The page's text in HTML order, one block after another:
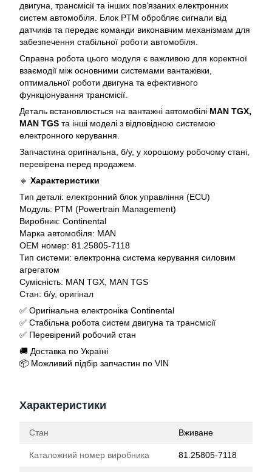
двигуна, трансмісії та інших пов’язаних електронних
систем автомобіля. Блок PTM обробляє сигнали від
датчиків та передає команди виконавчим механізмам для
забезпечення стабільної роботи автомобіля.
Справна робота цього модуля є важливою для коректної
взаємодії між основними системами вантажівки,
оптимальної роботи двигуна та ефективного
функціонування трансмісії.
Деталь встановлюється на вантажні автомобілі MAN TGX,
MAN TGS та інші моделі з відповідною системою
електронного керування.
Запчастина оригінальна, б/у, у хорошому робочому стані,
перевірена перед продажем.
🔹 Характеристики
Тип деталі: електронний блок управління (ECU)
Модуль: PTM (Powertrain Management)
Виробник: Continental
Марка автомобіля: MAN
OEM номер: 81.25805-7118
Тип системи: електронна система керування силовим
агрегатом
Сумісність: MAN TGX, MAN TGS
Стан: б/у, оригінал
✅ Оригінальна електроніка Continental
✅ Стабільна робота систем двигуна та трансмісії
✅ Перевірений робочий стан
🚚 Доставка по Україні
📦 Можливий підбір запчастин по VIN
Характеристики
Стан Вживане
Каталожний номер виробника 81.25805-7118